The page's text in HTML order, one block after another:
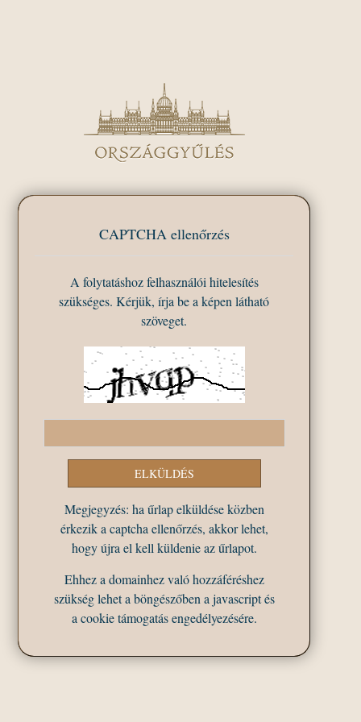
CAPTCHA ellenőrzés
A folytatáshoz felhasználói hitelesítés
szükséges. Kérjük, írja be a képen látható
szöveget.
Megjegyzés: ha űrlap elküldése közben
érkezik a captcha ellenőrzés, akkor lehet,
hogy újra el kell küldenie az űrlapot.
Ehhez a domainhez való hozzáféréshez
szükség lehet a böngészőben a javascript és
a cookie támogatás engedélyezésére.